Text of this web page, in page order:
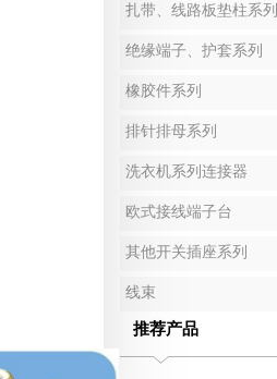
扎带、线路板垫柱系列
绝缘端子、护套系列
橡胶件系列
排针排母系列
洗衣机系列连接器
欧式接线端子台
其他开关插座系列
线束
推荐产品